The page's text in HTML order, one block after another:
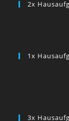
2x
1x
3x